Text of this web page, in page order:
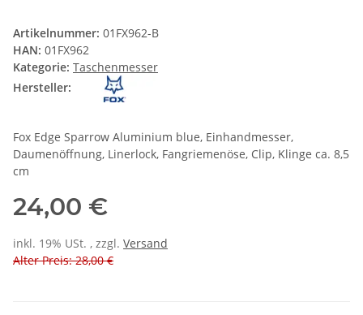
Artikelnummer: 01FX962-B
HAN: 01FX962
Kategorie: Taschenmesser
Hersteller:
Fox Edge Sparrow Aluminium blue, Einhandmesser,
Daumenöffnung, Linerlock, Fangriemenöse, Clip, Klinge ca. 8,5
cm
24,00 €
inkl. 19% USt. , zzgl. Versand
Alter Preis: 28,00 €